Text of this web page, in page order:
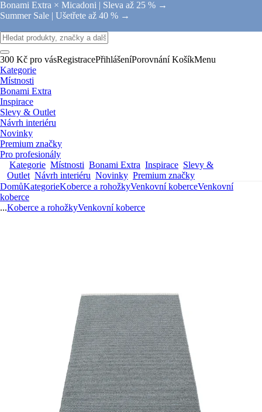
Bonami Extra × Micadoni | Sleva až 25 % →
Summer Sale | Ušetřete až 40 % →
300 Kč pro vásRegistracePřihlášeníPorovnání KošíkMenu
Kategorie
Místnosti
Bonami Extra
Inspirace
Slevy & Outlet
Návrh interiéru
Novinky
Premium značky
Pro profesionály
Kategorie Místnosti Bonami Extra Inspirace Slevy &
Outlet Návrh interiéru Novinky Premium značky
DomůKategorieKoberce a rohožkyVenkovní koberceVenkovní
koberce
...Koberce a rohožkyVenkovní koberce